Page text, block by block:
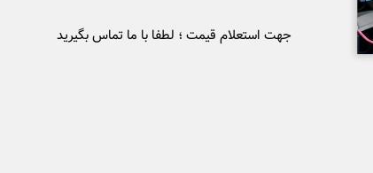
جهت استعلام قیمت ؛ لطفا با ما تماس بگیرید